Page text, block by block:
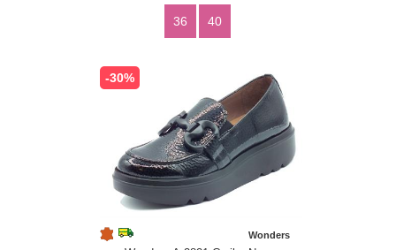
36 40
-30%
Wonders